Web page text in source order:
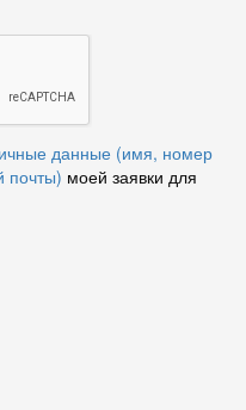
данные (имя, номер
почты) моей заявки для